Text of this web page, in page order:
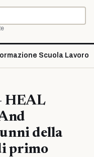
Scuola Lavoro
HEAL
della
primo